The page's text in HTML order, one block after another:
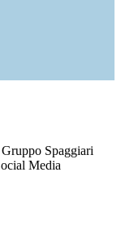
Spaggiari
Media